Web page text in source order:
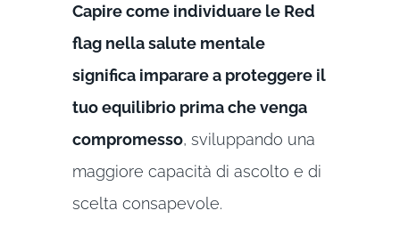
Capire come individuare le Red
flag nella salute mentale
significa imparare a proteggere il
tuo equilibrio prima che venga
compromesso, sviluppando una
maggiore capacità di ascolto e di
scelta consapevole.